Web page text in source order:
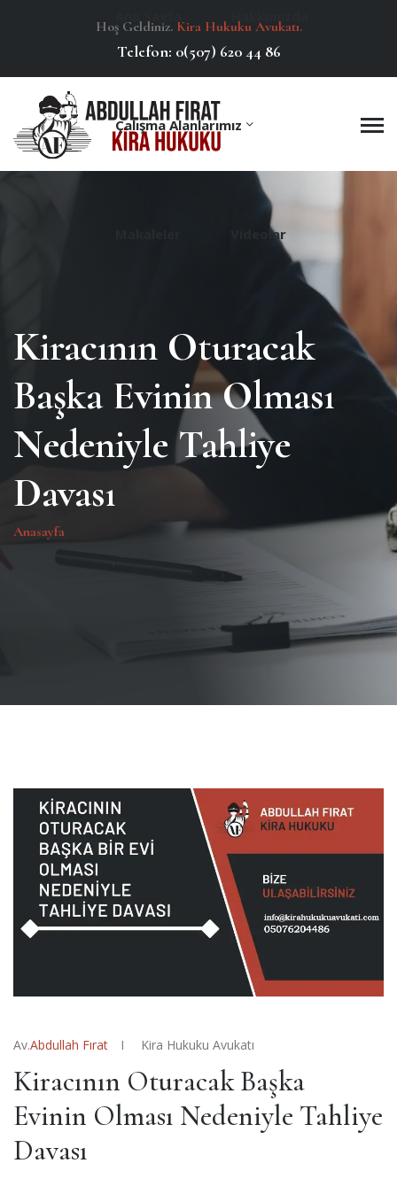
Hoş Geldiniz. Kira Hukuku Avukatı.
Telefon: 0(507) 620 44 86
Çalışma Alanlarımız
Videolar
Kiracının Oturacak
Başka Evinin Olması
Nedeniyle Tahliye
Davası
Anasayfa
Av.Abdullah Fırat Kira Hukuku Avukatı
Kiracının Oturacak Başka
Evinin Olması Nedeniyle Tahliye
Davası